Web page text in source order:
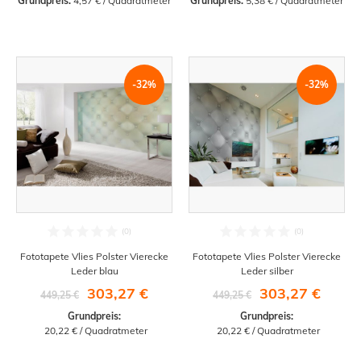
-32%
Fototapete Vlies Polster Vierecke
Leder blau
449,25 €
303,27 €
Grundpreis:
20,22 € / Quadratmeter
-32%
Fototapete Vlies Polster Vierecke
Leder silber
449,25 €
303,27 €
Grundpreis:
20,22 € / Quadratmeter